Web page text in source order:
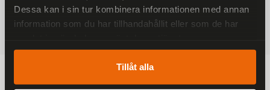
Dessa kan i sin tur kombinera informationen med annan
information som du har tillhandahållit eller som de har
Tillåt alla
SÄKRA BETALNINGAR
Betalkort, Klarna eller Swish